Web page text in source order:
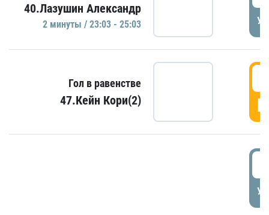
40.Лазушин Александр
2 минуты / 23:03 - 25:03
Гол в равенстве
47.Кейн Кори(2)